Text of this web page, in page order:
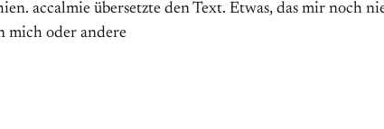
accalmie übersetzte den Text. Etwas, das mir noch
mich oder andere